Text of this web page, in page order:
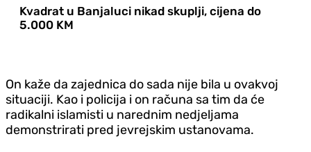
Kvadrat u Banjaluci nikad skuplji, cijena do
5.000 KM
On kaže da zajednica do sada nije bila u ovakvoj
situaciji. Kao i policija i on računa sa tim da će
radikalni islamisti u narednim nedjeljama
demonstrirati pred jevrejskim ustanovama.